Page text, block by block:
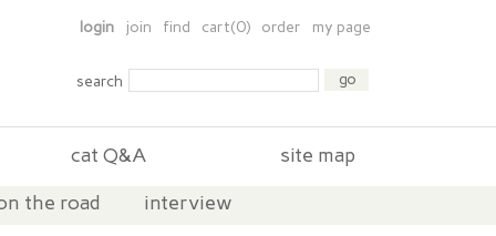
login join find cart(0) order my page
the road interview
cat Q&A site map
search